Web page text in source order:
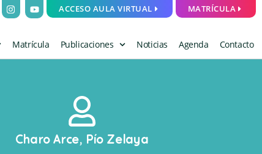
ACCESO AULA VIRTUAL MATRÍCULA
Matrícula Publicaciones Noticias Agenda Contacto
Charo Arce, Pío Zelaya